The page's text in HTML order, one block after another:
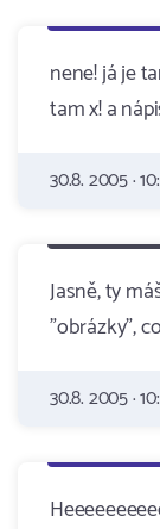
nene! já je
tam x! a
30.8. 2005 ·
Jasně, ty
"obrázky",
30.8. 2005 ·